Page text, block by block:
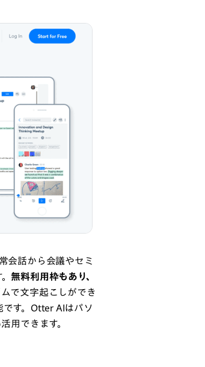
会話から会議やセミ
。無料利用枠もあり、
ムで文字起こしができ
す。Otter AIはパソ
用できます。